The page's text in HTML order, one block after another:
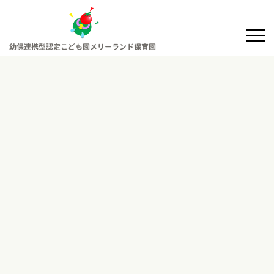
幼保連携型認定こども園メリーランド保育園